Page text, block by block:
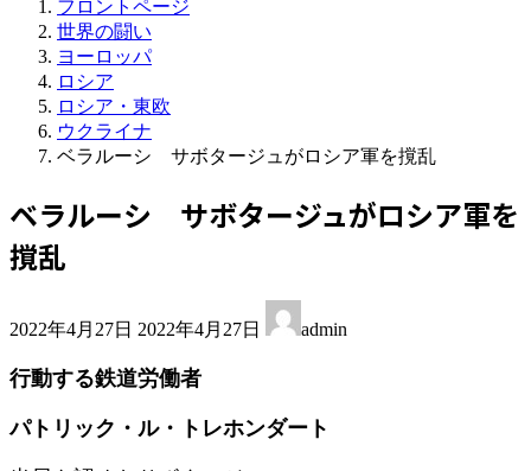
フロントページ
世界の闘い
ヨーロッパ
ロシア
ロシア・東欧
ウクライナ
ベラルーシ サボタージュがロシア軍を撹乱
ベラルーシ サボタージュがロシア軍を
撹乱
2022年4月27日 終
新
時
2022年4月27日 admin
行動する鉄道労働者
パトリック・ル・トレホンダート